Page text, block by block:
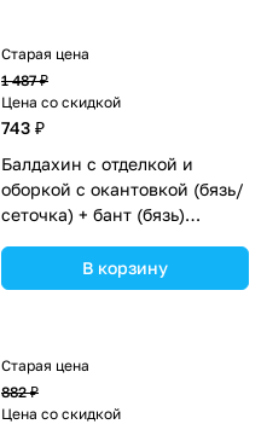
Старая цена
1 487 ₽
Цена со скидкой
743 ₽
Балдахин с отделкой и
оборкой с окантовкой (бязь/
сеточка) + бант (бязь)
ассортименте.В корзину
Старая цена
882 ₽
Цена со скидкой